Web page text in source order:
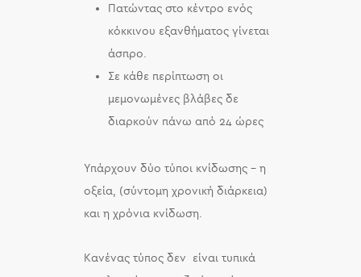
Πατώντας στο κέντρο ενός
κόκκινου εξανθήματος γίνεται
άσπρο.
Σε κάθε περίπτωση οι
μεμονωμένες βλάβες δε
διαρκούν πάνω από 24 ώρες
Υπάρχουν δύο τύποι κνίδωσης – η
οξεία, (σύντομη χρονική διάρκεια)
και η χρόνια κνίδωση.
Κανένας τύπος δεν είναι τυπικά